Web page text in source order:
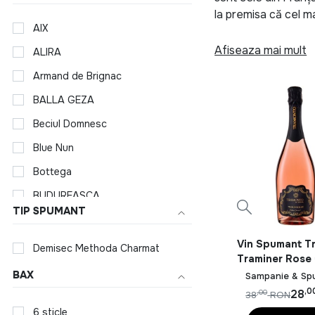
AIX
ALIRA
Armand de Brignac
BALLA GEZA
Beciul Domnesc
Blue Nun
Bottega
BUDUREASCA
Cantine Di Marzo
TIP SPUMANT
Demisec Methoda Charmat
BAX
6 sticle
la premisa că cel
Vinul se face în
formată din regiuni
caracteristicile
utilizat pentru a
general, folosesc
Categorii Vinuri:
Demisec, sec,
deschide
poate fi
ceea ce se
preferă
În oferta noastră
cuișoare,
Afiseaza mai mult
Vin Spumant
Traminer
0.75L
Sampanie &
28
38,00 RON